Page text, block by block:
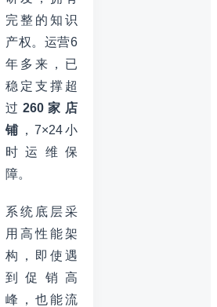
完整的知识
产权。运营6
年多来，已
稳定支撑超
过 260家店
铺 ，7×24小
时运维保
障。
系统底层采
用高性能架
构，即使遇
到促销高
峰，也能流